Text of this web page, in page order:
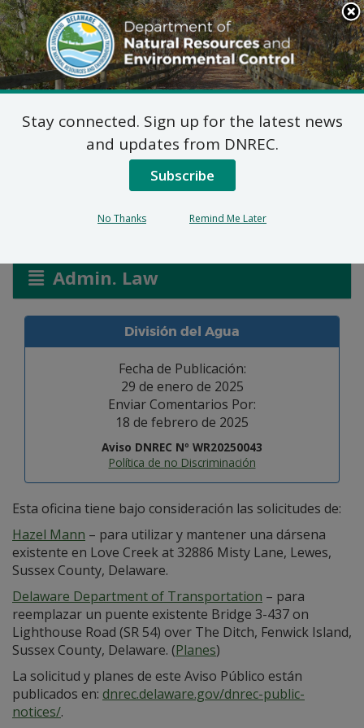
Search
This
Site
DNREC Menu
Solicitudes de Permiso
de Pantanos y Canales
Admin. Law
División del Agua
Fecha de Publicación:
29 de enero de 2025
Enviar Comentarios Por:
18 de febrero de 2025
Aviso DNREC Nº WR20250043
Política de no Discriminación
Esta oficina tiene bajo consideración las solicitudes de:
Hazel Mann – para utilizar y mantener una dársena
existente en Love Creek at 32886 Misty Lane, Lewes,
Sussex County, Delaware.
Delaware Department of Transportation – para
reemplazar un puente existente Bridge 3-437 on
Lighthouse Road (SR 54) over The Ditch, Fenwick Island,
Sussex County, Delaware. (Planes)
La solicitud y planes de este Aviso Público están
publicados en: dnrec.delaware.gov/dnrec-public-
notices/.
Stay connected. Sign up for the latest news
and updates from DNREC.
Subscribe
No Thanks Remind Me Later